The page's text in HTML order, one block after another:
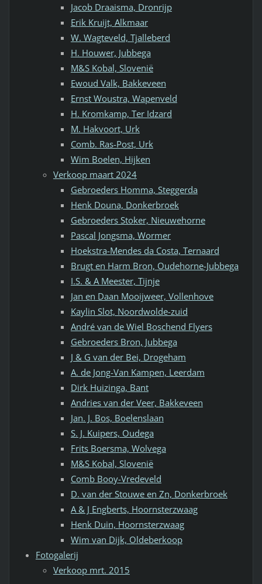
Jacob Draaisma, Dronrijp
Erik Kruijt, Alkmaar
W. Wagteveld, Tjalleberd
H. Houwer, Jubbega
M&S Kobal, Slovenië
Ewoud Valk, Bakkeveen
Ernst Woustra, Wapenveld
H. Kromkamp, Ter Idzard
M. Hakvoort, Urk
Comb. Ras-Post, Urk
Wim Boelen, Hijken
Verkoop maart 2024
Gebroeders Homma, Steggerda
Henk Douna, Donkerbroek
Gebroeders Stoker, Nieuwehorne
Pascal Jongsma, Wormer
Hoekstra-Mendes da Costa, Ternaard
Brugt en Harm Bron, Oudehorne-Jubbega
I.S. & A Meester, Tijnje
Jan en Daan Mooijweer, Vollenhove
Kaylin Slot, Noordwolde-zuid
André van de Wiel Boschend Flyers
Gebroeders Bron, Jubbega
J & G van der Bei, Drogeham
A. de Jong-Van Kampen, Leerdam
Dirk Huizinga, Bant
Andries van der Veer, Bakkeveen
Jan. J. Bos, Boelenslaan
S. J. Kuipers, Oudega
Frits Boersma, Wolvega
M&S Kobal, Slovenië
Comb Booy-Vredeveld
D. van der Stouwe en Zn, Donkerbroek
A & J Engberts, Hoornsterzwaag
Henk Duin, Hoornsterzwaag
Wim van Dijk, Oldeberkoop
Fotogalerij
Verkoop mrt. 2015